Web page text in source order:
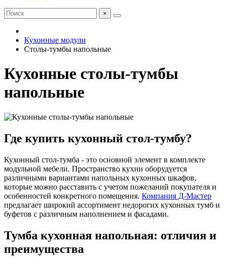
×
Кухонные модули
Столы-тумбы напольные
Кухонные столы-тумбы
напольные
Где купить кухонный стол-тумбу?
Кухонный стол-тумба - это основной элемент в комплекте
модульной мебели. Пространство кухни оборудуется
различными вариантами напольных кухонных шкафов,
которые можно расставить с учетом пожеланий покупателя и
особенностей конкретного помещения. Компания Д-Мастер
предлагает широкий ассортимент недорогих кухонных тумб и
буфетов с различным наполнением и фасадами.
Тумба кухонная напольная: отличия и
преимущества